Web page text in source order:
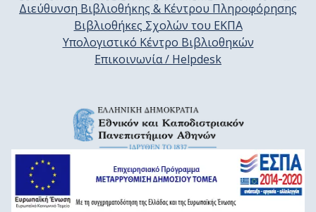
Διεύθυνση Βιβλιοθήκης & Κέντρου Πληροφόρησης
Βιβλιοθήκες Σχολών του ΕΚΠΑ
Υπολογιστικό Κέντρο Βιβλιοθηκών
Επικοινωνία / Helpdesk